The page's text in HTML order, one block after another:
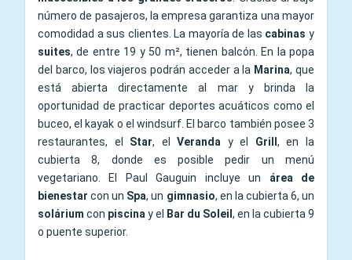
número de pasajeros, la empresa garantiza una mayor
comodidad a sus clientes. La mayoría de las cabinas y
suites, de entre 19 y 50 m², tienen balcón. En la popa
del barco, los viajeros podrán acceder a la Marina, que
está abierta directamente al mar y brinda la
oportunidad de practicar deportes acuáticos como el
buceo, el kayak o el windsurf. El barco también posee 3
restaurantes, el Star, elVeranda y el Grill , en la
cubierta 8, donde es posible pedir un menú
vegetariano. El Paul Gauguin incluye un área de
bienestar con un Spa, un gimnasio, en la cubierta 6, un
solárium con piscina y el Bar du Soleil , en la cubierta 9
o puente superior.